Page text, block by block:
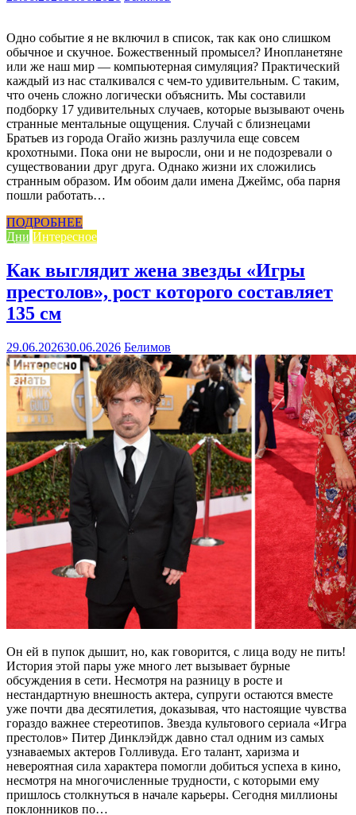
Одно событие я не включил в список, так как оно слишком
обычное и скучное. Божественный промысел? Инопланетяне
или же наш мир — компьютерная симуляция? Практический
каждый из нас сталкивался с чем-то удивительным. С таким,
что очень сложно логически объяснить. Мы составили
подборку 17 удивительных случаев, которые вызывают очень
странные ментальные ощущения. Случай с близнецами
Братьев из города Огайо жизнь разлучила еще совсем
крохотными. Пока они не выросли, они и не подозревали о
существовании друг друга. Однако жизни их сложились
странным образом. Им обоим дали имена Джеймс, оба парня
пошли работать…
ПОДРОБНЕЕ
Дни Интересное
Как выглядит жена звезды «Игры
престолов», рост которого составляет
135 см
29.06.202630.06.2026 Белимов
Он ей в пупок дышит, но, как говорится, с лица воду не пить!
История этой пары уже много лет вызывает бурные
обсуждения в сети. Несмотря на разницу в росте и
нестандартную внешность актера, супруги остаются вместе
уже почти два десятилетия, доказывая, что настоящие чувства
гораздо важнее стереотипов. Звезда культового сериала «Игра
престолов» Питер Динклэйдж давно стал одним из самых
узнаваемых актеров Голливуда. Его талант, харизма и
невероятная сила характера помогли добиться успеха в кино,
несмотря на многочисленные трудности, с которыми ему
пришлось столкнуться в начале карьеры. Сегодня миллионы
поклонников по…